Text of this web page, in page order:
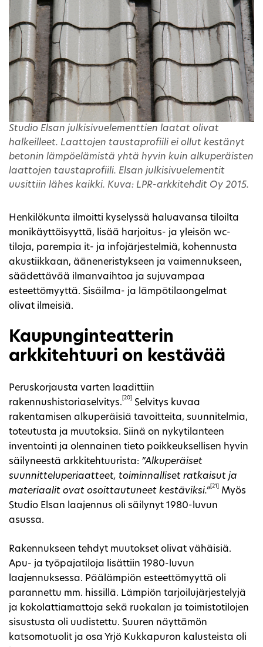
Studio Elsan julkisivuelementtien laatat olivat
halkeilleet. Laattojen taustaprofiili ei ollut kestänyt
betonin lämpöelämistä yhtä hyvin kuin alkuperäisten
laattojen taustaprofiili. Elsan julkisivuelementit
uusittiin lähes kaikki. Kuva: LPR-arkkitehdit Oy 2015.
Henkilökunta ilmoitti kyselyssä haluavansa tiloilta
monikäyttöisyyttä, lisää harjoitus- ja yleisön wc-
tiloja, parempia it- ja infojärjestelmiä, kohennusta
akustiikkaan, ääneneristykseen ja vaimennukseen,
säädettävää ilmanvaihtoa ja sujuvampaa
esteettömyyttä. Sisäilma- ja lämpötilaongelmat
olivat ilmeisiä.
Kaupunginteatterin
arkkitehtuuri on kestävää
Peruskorjausta varten laadittiin
rakennushistoriaselvitys.
[20]
Selvitys kuvaa
rakentamisen alkuperäisiä tavoitteita, suunnitelmia,
toteutusta ja muutoksia. Siinä on nykytilanteen
inventointi ja olennainen tieto poikkeuksellisen hyvin
säilyneestä arkkitehtuurista: ”Alkuperäiset
suunnitteluperiaatteet, toiminnalliset ratkaisut ja
materiaalit ovat osoittautuneet kestäviksi.”
[21]
Myös
Studio Elsan laajennus oli säilynyt 1980-luvun
asussa.
Rakennukseen tehdyt muutokset olivat vähäisiä.
Apu- ja työpajatiloja lisättiin 1980-luvun
laajennuksessa. Päälämpiön esteettömyyttä oli
parannettu mm. hissillä. Lämpiön tarjoilujärjestelyjä
ja kokolattiamattoja sekä ruokalan ja toimistotilojen
sisustusta oli uudistettu. Suuren näyttämön
katsomotuolit ja osa Yrjö Kukkapuron kalusteista oli